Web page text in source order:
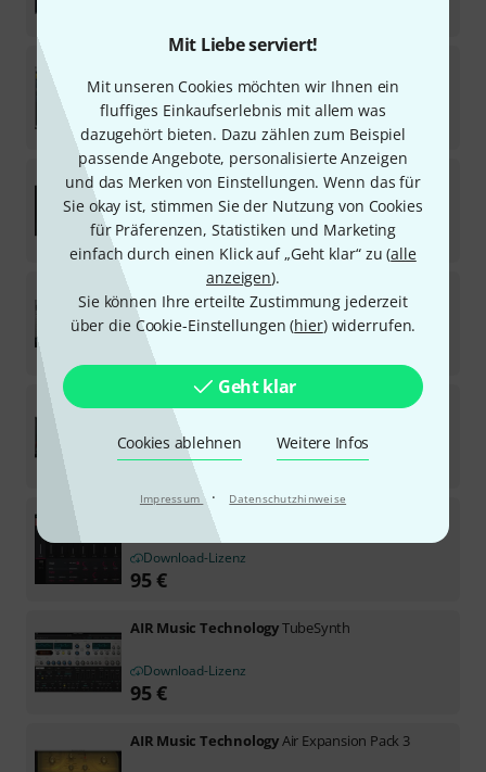
Mit Liebe serviert!
Mit unseren Cookies möchten wir Ihnen ein
fluffiges Einkaufserlebnis mit allem was
dazugehört bieten. Dazu zählen zum Beispiel
passende Angebote, personalisierte Anzeigen
und das Merken von Einstellungen. Wenn das für
Sie okay ist, stimmen Sie der Nutzung von Cookies
für Präferenzen, Statistiken und Marketing
einfach durch einen Klick auf „Geht klar“ zu (alle
anzeigen).
Sie können Ihre erteilte Zustimmung jederzeit
über die Cookie-Einstellungen (hier) widerrufen.
Geht klar
Cookies ablehnen Weitere Infos
Impressum · Datenschutzhinweise
15
Download-Lizenz
95 €
AIR Music Technology Velvet 2
7
Download-Lizenz
95 €
AIR Music Technology
4
Download-Lizenz
95
Download-Lizenz
95€
AIR Music Technology
Download-Lizenz
95€
AIR Music TechnologyTubeSynth
Download-Lizenz
95€
AIR Music TechnologyAir Expansion Pack 3